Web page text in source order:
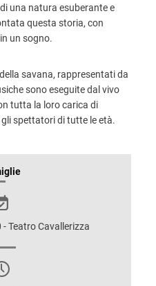
una natura esuberante e
questa storia, con
un sogno.
savana, rappresentati da
sono eseguite dal vivo
tutta la loro carica di
spettatori di tutte le età.
Teatro Cavallerizza